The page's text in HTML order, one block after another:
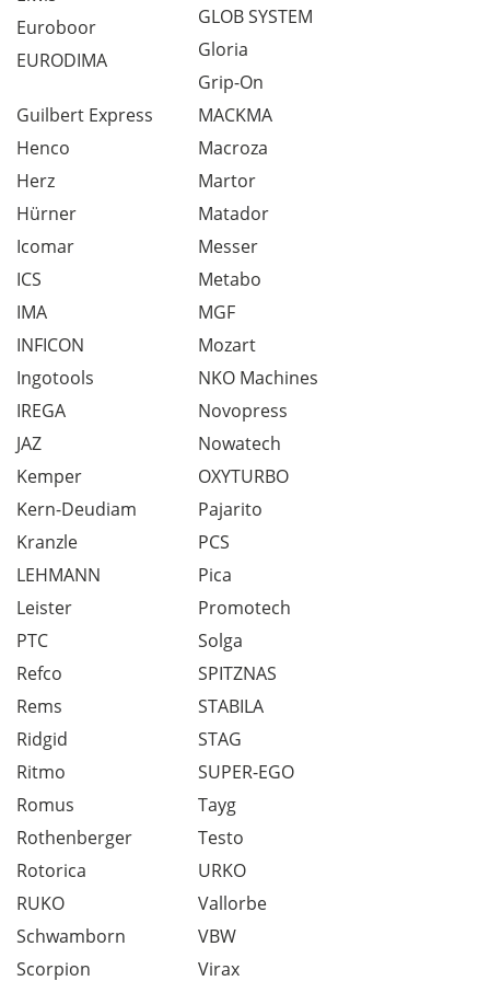
Euroboor
EURODIMA
GLOB SYSTEM
Gloria
Grip-On
Guilbert Express
Henco
Herz
Hürner
Icomar
ICS
IMA
INFICON
Ingotools
IREGA
JAZ
Kemper
Kern-Deudiam
Kranzle
LEHMANN
Leister
MACKMA
Macroza
Martor
Matador
Messer
Metabo
MGF
Mozart
NKO Machines
Novopress
Nowatech
OXYTURBO
Pajarito
PCS
Pica
Promotech
PTC
Refco
Rems
Ridgid
Ritmo
Romus
Rothenberger
Rotorica
RUKO
Schwamborn
Scorpion
Solga
SPITZNAS
STABILA
STAG
SUPER-EGO
Tayg
Testo
URKO
Vallorbe
VBW
Virax